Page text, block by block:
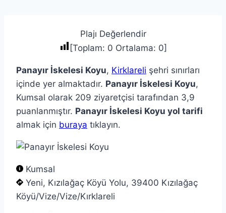
Plajı Değerlendir
[Toplam: 0 Ortalama: 0]
Panayır İskelesi Koyu, Kirklareli şehri sınırları
içinde yer almaktadır. Panayır İskelesi Koyu,
Kumsal olarak 209 ziyaretçisi tarafından 3,9
puanlanmıştır. Panayır İskelesi Koyu yol tarifi
almak için buraya tıklayın.
Kumsal
Yeni, Kızılağaç Köyü Yolu, 39400 Kızılağaç
Köyü/Vize/Vize/Kırklareli